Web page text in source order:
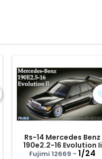
Rs-14 Mercedes Benz
190e2.2-16 Evolution Ii
Fujimi 12669 - 1/24